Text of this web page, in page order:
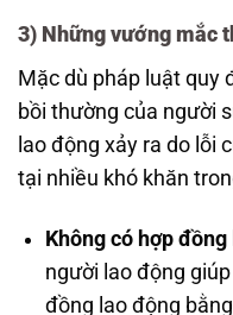
3) Những vướng mắc
Mặc dù pháp luật quy
bồi thường của người
lao động xảy ra do lỗi
tại nhiều khó khăn
Không có hợp
người lao động
đồng lao động